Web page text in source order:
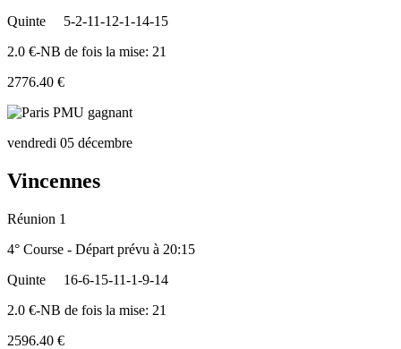
Quinte
5-2-11-12-1-14-15
2.0 €-NB de fois la mise: 21
2776.40 €
vendredi 05 décembre
Vincennes
Réunion 1
4° Course - Départ prévu à 20:15
Quinte
16-6-15-11-1-9-14
2.0 €-NB de fois la mise: 21
2596.40 €